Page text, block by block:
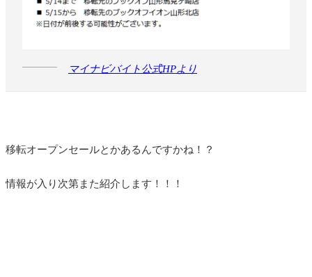
マイナビバイト公式HPより
移転オープンセールとかあるんですかね！？
情報が入り次第また紹介します！！！